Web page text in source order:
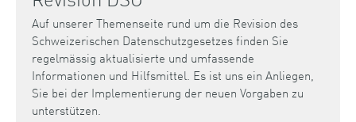
Auf unserer Themenseite rund um die Revision des
Schweizerischen Datenschutzgesetzes finden Sie
regelmässig aktualisierte und umfassende
Informationen und Hilfsmittel. Es ist uns ein Anliegen,
Sie bei der Implementierung der neuen Vorgaben zu
unterstützen.